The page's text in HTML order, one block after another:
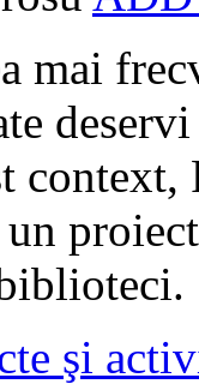
mai
şi